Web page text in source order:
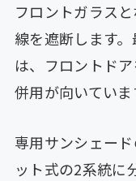
フロントガラス
線を遮断します
は、フロントド
併用が向いていま
専用サンシェー
ット式の2系統に